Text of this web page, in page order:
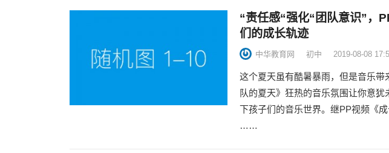
“责任感“强化“团队意识”，
们的成长轨迹
中华教育网 初中 2019-08-08
这个夏天虽有酷暑暴雨，但是音乐
队的夏天》狂热的音乐氛围让你意
下孩子们的音乐世界。继PP视频《
……